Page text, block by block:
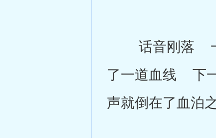
话音刚落 一
了一道血线 下
声就倒在了血泊